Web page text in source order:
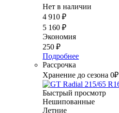
Нет в наличии
4 910 ₽
5 160 ₽
Экономия
250 ₽
Подробнее
Рассрочка
Хранение до сезона 0₽
Быстрый просмотр
Нешипованные
Летние